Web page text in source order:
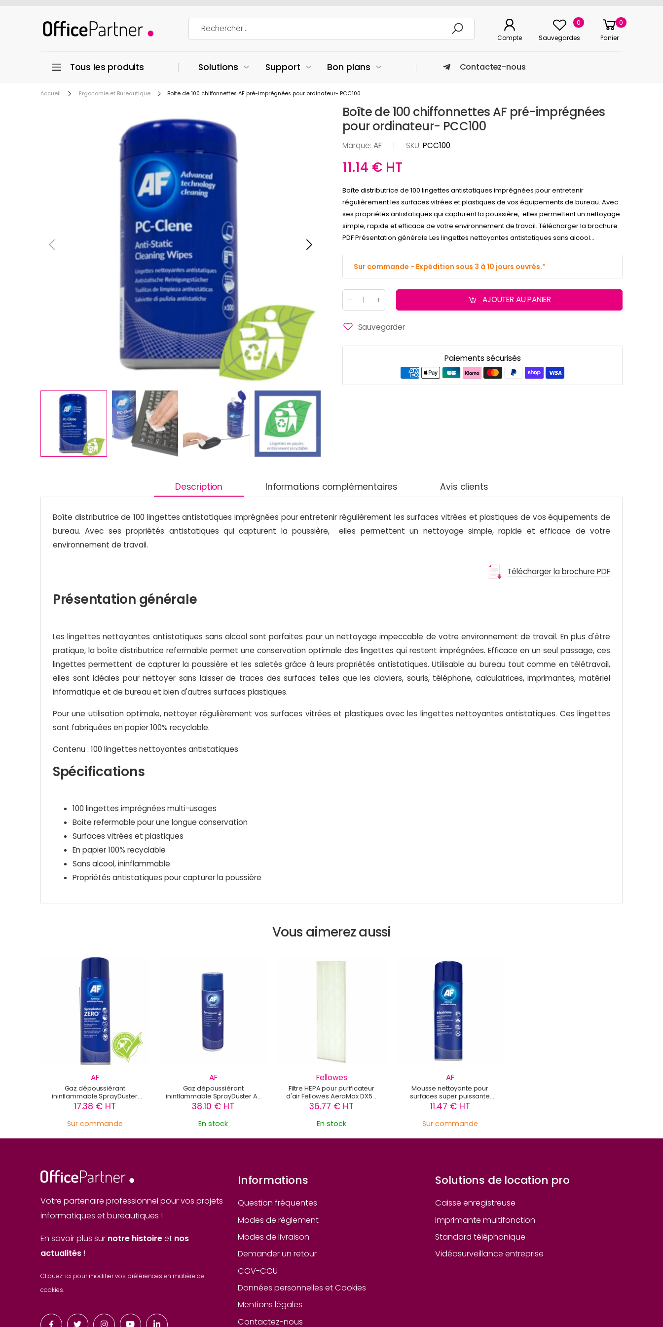
Compte
0
Sauvegardes
0
Panier
Tous les produits Solutions Support Bon plans Contactez-nous
Accueil Ergonomie et Bureautique Boîte de 100 chiffonnettes AF pré-imprégnées pour ordinateur- PCC100
Boîte de 100 chiffonnettes AF pré-imprégnées
pour ordinateur- PCC100
Marque: AF SKU: PCC100
11.14 € HT
Boîte distributrice de 100 lingettes antistatiques imprégnées pour entretenir
régulièrement les surfaces vitrées et plastiques de vos équipements de bureau. Avec
ses propriétés antistatiques qui capturent la poussière, elles permettent un nettoyage
simple, rapide et efficace de votre environnement de travail. Télécharger la brochure
PDF Présentation générale Les lingettes nettoyantes antistatiques sans alcool...
Sur commande - Expédition sous 3 à 10 jours ouvrés.*
AJOUTER AU PANIER
Sauvegarder
Paiements sécurisés
Description Informations complémentaires Avis clients
Boîte distributrice de 100 lingettes antistatiques imprégnées pour entretenir régulièrement les surfaces vitrées et plastiques de vos équipements de
bureau. Avec ses propriétés antistatiques qui capturent la poussière, elles permettent un nettoyage simple, rapide et efficace de votre
environnement de travail.
Télécharger la brochure PDF
Présentation générale
Les lingettes nettoyantes antistatiques sans alcool sont parfaites pour un nettoyage impeccable de votre environnement de travail. En plus d'être
pratique, la boîte distributrice refermable permet une conservation optimale des lingettes qui restent imprégnées. Efficace en un seul passage, ces
lingettes permettent de capturer la poussière et les saletés grâce à leurs propriétés antistatiques. Utilisable au bureau tout comme en télétravail,
elles sont idéales pour nettoyer sans laisser de traces des surfaces telles que les claviers, souris, téléphone, calculatrices, imprimantes, matériel
informatique et de bureau et bien d'autres surfaces plastiques.
Pour une utilisation optimale, nettoyer régulièrement vos surfaces vitrées et plastiques avec les lingettes nettoyantes antistatiques. Ces lingettes
sont fabriquées en papier 100% recyclable.
Contenu : 100 lingettes nettoyantes antistatiques
Spécifications
100 lingettes imprégnées multi-usages
Boite refermable pour une longue conservation
Surfaces vitrées et plastiques
En papier 100% recyclable
Sans alcool, ininflammable
Propriétés antistatiques pour capturer la poussière
Vous aimerez aussi
AF
Gaz dépoussiérant
ininflammable SprayDuster
ZERO AF - SDZ420D
17.38 € HT
Sur commande
AF
Gaz dépoussiérant
ininflammable SprayDuster AF
- SDU400D
38.10 € HT
En stock
Fellowes
Filtre HEPA pour purificateur
d'air Fellowes AeraMax DX5 -
9287001
36.77 € HT
En stock
AF
Mousse nettoyante pour
surfaces super puissante
Maxiclene AF - MXL400
11.47 € HT
Sur commande
Votre partenaire professionnel pour vos projets
informatiques et bureautiques !
En savoir plus sur notre histoireet nos
actualités !
Cliquez-ici pour modifier vos préférences en matière de
cookies.
Informations
Question fréquentes
Modes de règlement
Modes de livraison
Demander un retour
CGV-CGU
Données personnelles et Cookies
Mentions légales
Contactez-nous
Solutions de location pro
Caisse enregistreuse
Imprimante multifonction
Standard téléphonique
Vidéosurveillance entreprise